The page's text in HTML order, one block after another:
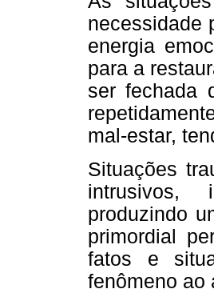
necessidade
energia
para a
ser fechada
mal-estar,
Situações
intrusivos,
produzindo
primordial
fatos e
fenômeno ao